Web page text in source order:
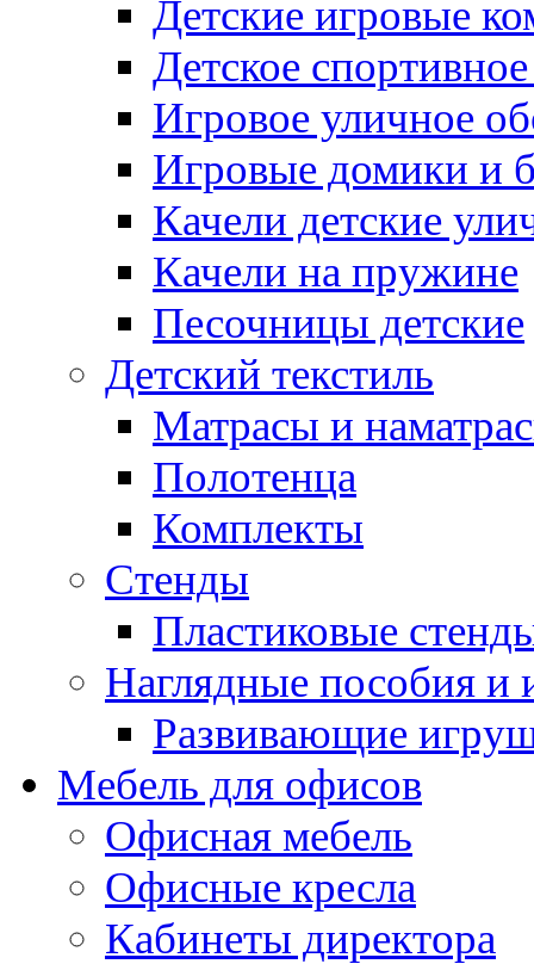
Детские игровые
Детское
Игровое уличное
Игровые домики и
Качели детские
Качели на пружине
Песочницы детские
Детский текстиль
Матрасы и
Полотенца
Комплекты
Стенды
Пластиковые
Наглядные пособия и
Развивающие
Мебель для офисов
Офисная мебель
Офисные кресла
Кабинеты директора